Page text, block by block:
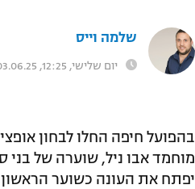
שלמה וייס
יום שלישי, 12:25, 03.06.25
בהפועל חיפה החלו לבחון
מוחמד אבו ניל, שוערה של בני
יפתח את העונה כשוער